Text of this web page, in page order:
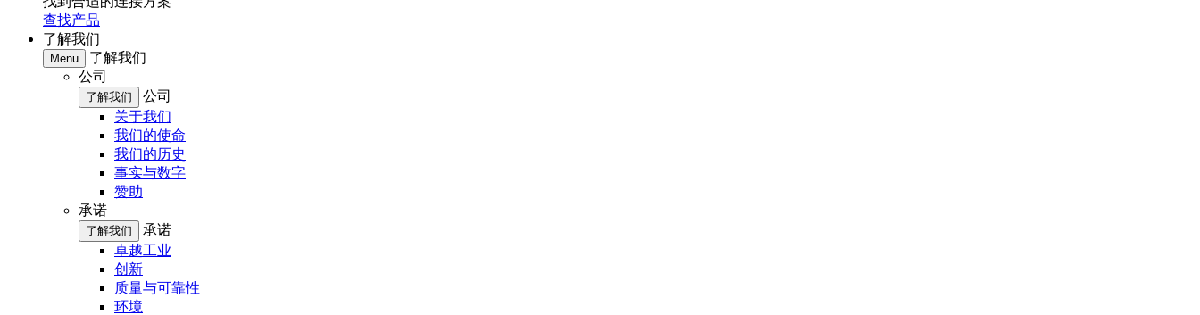
查找产品
了解我们
Menu
了解我们
公司
了解我们
公司
关于我们
我们的使命
我们的历史
事实与数字
赞助
承诺
了解我们
承诺
卓越工业
创新
质量与可靠性
环境